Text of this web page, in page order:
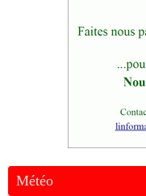
Météo